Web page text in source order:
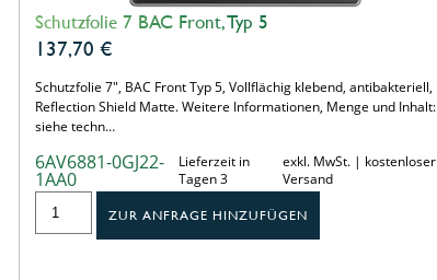
Schutzfolie 7 BAC Front, Typ 5
137,70 €
Schutzfolie 7", BAC Front Typ 5, Vollflächig klebend, antibakteriell,
Reflection Shield Matte. Weitere Informationen, Menge und Inhalt:
siehe techn…
6AV6881-0GJ22-
1AA0
Lieferzeit in
Tagen 3
exkl. MwSt. | kostenloser
Versand
ZUR ANFRAGE HINZUFÜGEN